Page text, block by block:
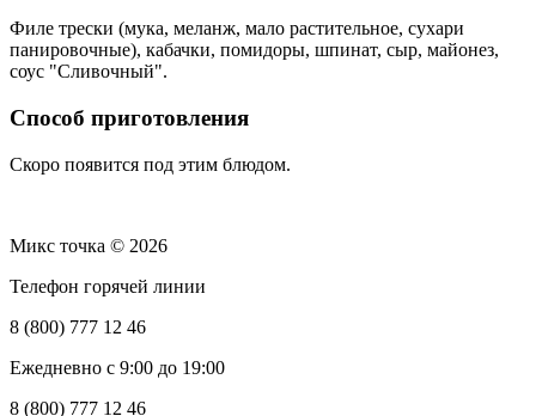
Филе трески (мука, меланж, мало растительное, сухари
панировочные), кабачки, помидоры, шпинат, сыр, майонез,
соус "Сливочный".
Способ приготовления
Скоро появится под этим блюдом.
Микс точка © 2026
Телефон горячей линии
8 (800) 777 12 46
Ежедневно с 9:00 до 19:00
8 (800) 777 12 46